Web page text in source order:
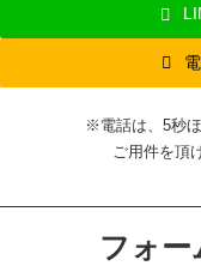
※電話は、5秒
ご用件を頂
フォー